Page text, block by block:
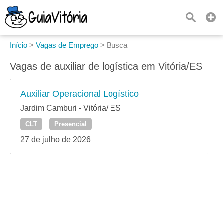
Início > Vagas de Emprego > Busca
Vagas de auxiliar de logística em Vitória/ES
Auxiliar Operacional Logístico
Jardim Camburi - Vitória/ ES
CLT Presencial
27 de julho de 2026